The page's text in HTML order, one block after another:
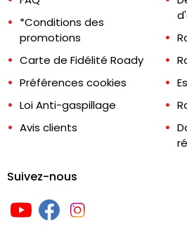
*Conditions des
promotions
Carte de Fidélité Roady
Préférences cookies
Loi Anti-gaspillage
Avis clients
Suivez-nous